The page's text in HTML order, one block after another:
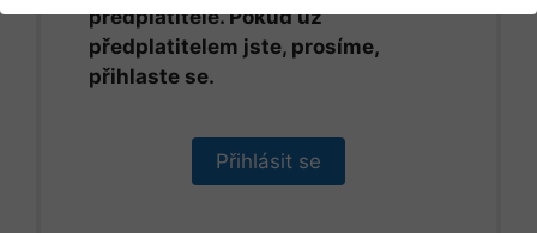
předplatitele. Pokud už
předplatitelem jste, prosíme,
přihlaste se.
Přihlásit se